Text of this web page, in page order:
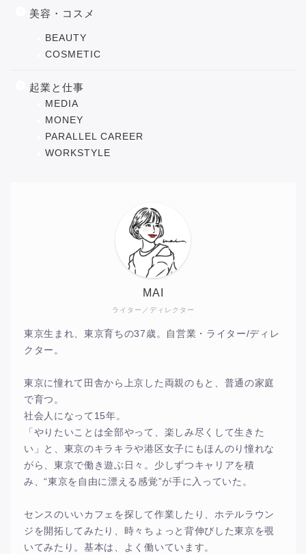
美容・コスメ
BEAUTY
COSMETIC
起業と仕事
MEDIA
MONEY
PARALLEL CAREER
WORKSTYLE
ライター／ディレクター
MAI
東京生まれ、東京育ちの37歳。自営業・ライター/ディレ
クター。
東京に憧れて田舎から上京した両親のもと、普通の家庭
で育つ。
社会人になって15年。
「やりたいことは全部やって、楽しみ尽くして生きた
い」と、東京のキラキラや港区女子にもほんのり憧れな
がら、東京で働き遊ぶ日々。少しずつキャリアを積
み、“東京を自由に漂える感覚”が手に入っていた。
センスのいいカフェを探して作業したり、ホテルラウン
ジを開拓してみたり、時々ちょっと背伸びした東京を覗
いてみたり。基本は、よく働いています。